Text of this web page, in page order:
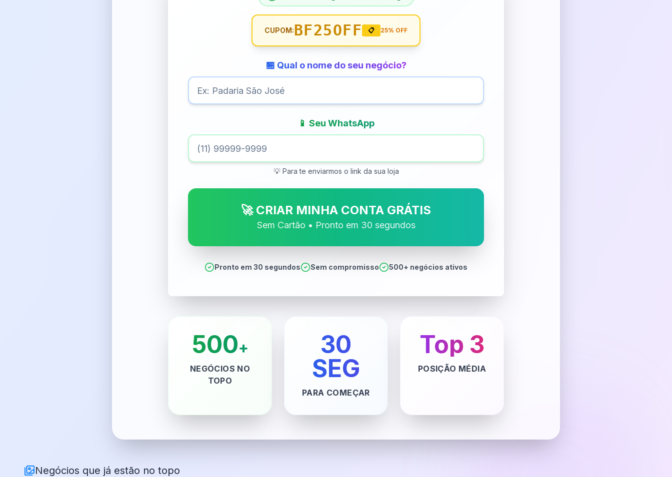
CUPOM:BF25OFF 📋 25% OFF
🏪 Qual o nome do seu negócio?
📱 Seu WhatsApp
💡 Para te enviarmos o link da sua loja
🚀 CRIAR MINHA CONTA GRÁTIS
Sem Cartão • Pronto em 30 segundos
Pronto em 30 segundos Sem compromisso 500+ negócios ativos
500+
NEGÓCIOS NO
TOPO
30
SEG
PARA COMEÇAR
Top 3
POSIÇÃO MÉDIA
Negócios que já estão no topo